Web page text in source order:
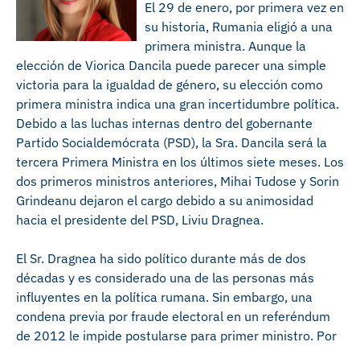
El 29 de enero, por primera vez en
su historia, Rumania eligió a una
primera ministra. Aunque la
elección de Viorica Dancila puede parecer una simple
victoria para la igualdad de género, su elección como
primera ministra indica una gran incertidumbre política.
Debido a las luchas internas dentro del gobernante
Partido Socialdemócrata (PSD), la Sra. Dancila será la
tercera Primera Ministra en los últimos siete meses. Los
dos primeros ministros anteriores, Mihai Tudose y Sorin
Grindeanu dejaron el cargo debido a su animosidad
hacia el presidente del PSD, Liviu Dragnea.
El Sr. Dragnea ha sido político durante más de dos
décadas y es considerado una de las personas más
influyentes en la política rumana. Sin embargo, una
condena previa por fraude electoral en un referéndum
de 2012 le impide postularse para primer ministro. Por